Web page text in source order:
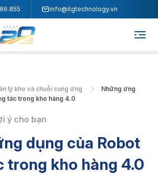
info@itgtechnology.vn
lý kho và chuỗi cung ứng
Những ứng
tác trong kho hàng 4.0
ý cho bạn
dụng của Robot
trong kho hàng 4.0